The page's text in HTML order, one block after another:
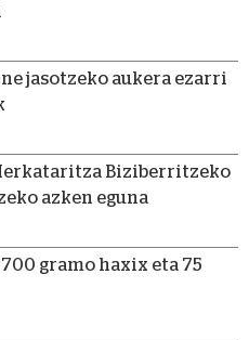
jasotzeko aukera ezarri
Biziberritzeko
azken eguna
gramo haxix eta 75